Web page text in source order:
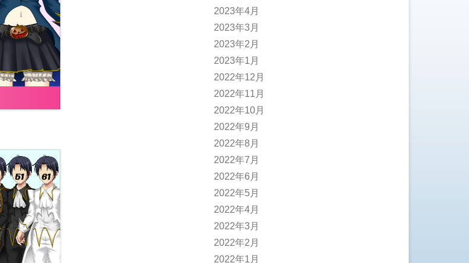
2023年4月
2023年3月
2023年2月
2023年1月
2022年12月
2022年11月
2022年10月
2022年9月
2022年8月
2022年7月
2022年6月
2022年5月
2022年4月
2022年3月
2022年2月
2022年1月